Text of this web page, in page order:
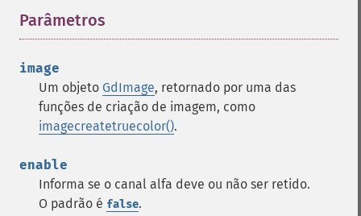
Parâmetros
image
Um objeto GdImage, retornado por uma das
funções de criação de imagem, como
imagecreatetruecolor().
enable
Informa se o canal alfa deve ou não ser retido.
O padrão é false.